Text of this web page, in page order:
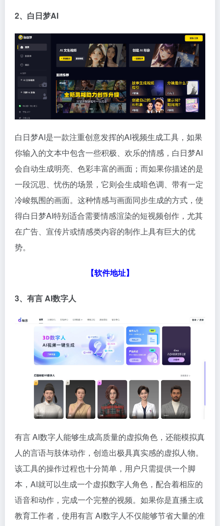
2、白日梦AI
白日梦AI是一款注重创意发挥的AI视频生成工具，如果
你输入的文本中包含一些积极、欢乐的情感，白日梦AI
会自动生成明亮、色彩丰富的画面；而如果你描述的是
一段沉思、忧伤的场景，它则会生成暗色调、带有一定
冷峻氛围的画面。这种情感与画面同步生成的方式，使
得白日梦AI特别适合需要情感渲染的短视频创作，尤其
在广告、宣传片或情感类内容的制作上具有巨大的优
势。
【软件地址】
3、有言 AI数字人
有言 AI数字人能够生成高质量的虚拟角色，还能模拟真
人的言语与肢体动作，创造出极具真实感的虚拟人物。
该工具的操作过程也十分简单，用户只需提供一个脚
本，AI就可以生成一个虚拟数字人角色，配合着相应的
语音和动作，完成一个完整的视频。如果你是直播主或
教育工作者，使用有言 AI数字人不仅能够节省大量的准